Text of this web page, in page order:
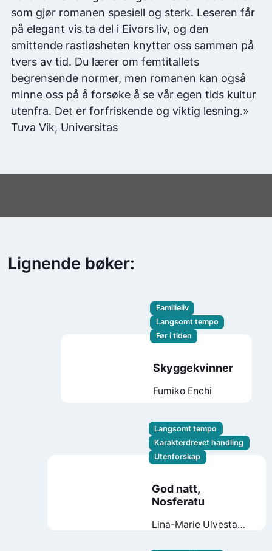
som gjør romanen spesiell og sterk. Leseren får
på elegant vis ta del i Eivors liv, og den
smittende rastløsheten knytter oss sammen på
tvers av tid. Du lærer om femtitallets
begrensende normer, men romanen kan også
minne oss på å forsøke å se vår egen tids kultur
utenfra. Det er forfriskende og viktig lesning.»
Tuva Vik, Universitas
Lignende bøker:
Familieliv
Langsomt tempo
Før i tiden
Skyggekvinner
Fumiko Enchi
Langsomt tempo
Karakterdrevet handling
Utenforskap
God natt,
Nosferatu
Lina-Marie Ulvestad